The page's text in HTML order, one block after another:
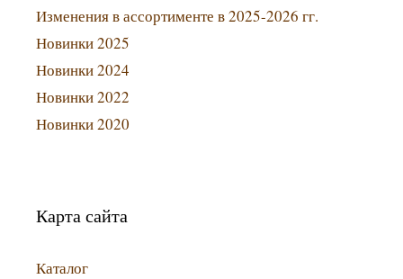
Изменения в ассортименте в 2025-2026 гг.
Новинки 2025
Новинки 2024
Новинки 2022
Новинки 2020
Карта сайта
Каталог